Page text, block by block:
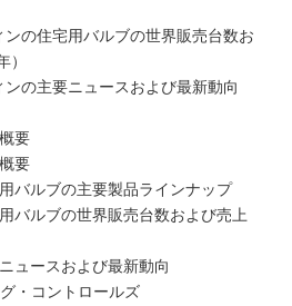
の住宅用バルブの世界販売台数お
）
の主要ニュースおよび最新動向
要
要
バルブの主要製品ラインナップ
バルブの世界販売台数および売上
ュースおよび最新動向
・コントロールズ